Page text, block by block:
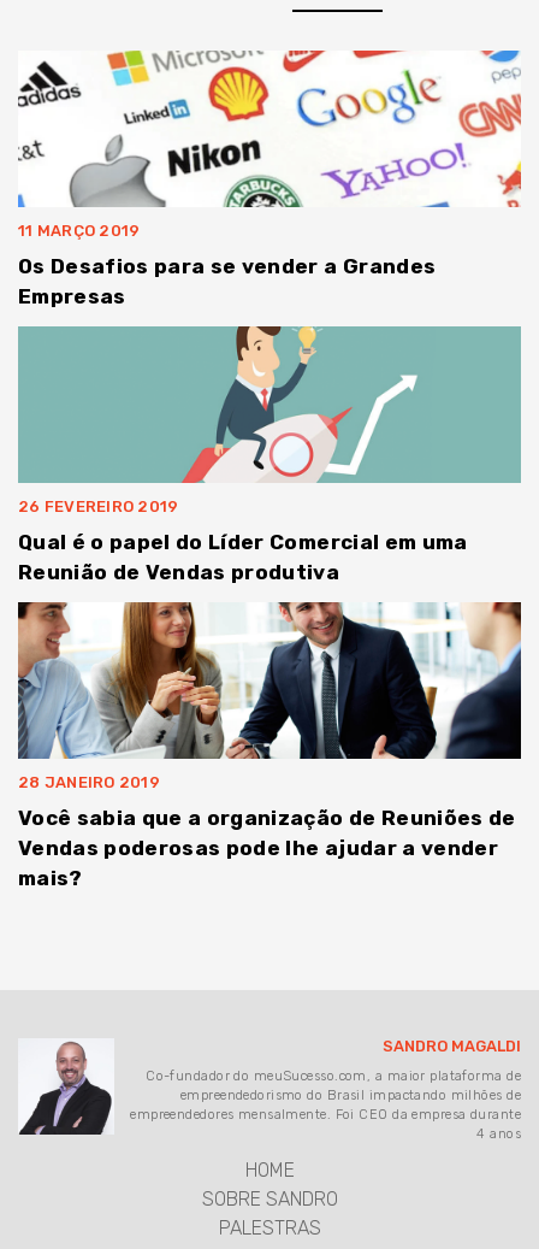
11 MARÇO 2019
Os Desafios para se vender a Grandes
Empresas
26 FEVEREIRO 2019
Qual é o papel do Líder Comercial em uma
Reunião de Vendas produtiva
28 JANEIRO 2019
Você sabia que a organização de Reuniões de
Vendas poderosas pode lhe ajudar a vender
mais?
SANDRO MAGALDI
Co-fundador do meuSucesso.com, a maior plataforma de
empreendedorismo do Brasil impactando milhões de
empreendedores mensalmente. Foi CEO da empresa durante
4 anos
HOME
SOBRE SANDRO
PALESTRAS